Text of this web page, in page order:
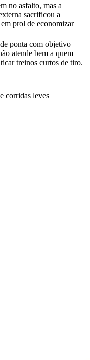
no asfalto, mas a
sacrificou a
em prol de economizar
ponta com objetivo
atende bem a quem
treinos curtos de tiro.
corridas leves